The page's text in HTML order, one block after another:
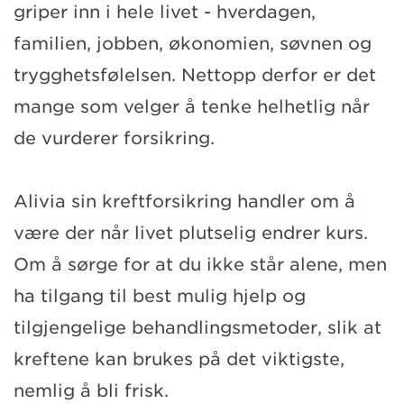
griper inn i hele livet - hverdagen,
familien, jobben, økonomien, søvnen og
trygghetsfølelsen. Nettopp derfor er det
mange som velger å tenke helhetlig når
de vurderer forsikring.
Alivia sin kreftforsikring handler om å
være der når livet plutselig endrer kurs.
Om å sørge for at du ikke står alene, men
ha tilgang til best mulig hjelp og
tilgjengelige behandlingsmetoder, slik at
kreftene kan brukes på det viktigste,
nemlig å bli frisk.